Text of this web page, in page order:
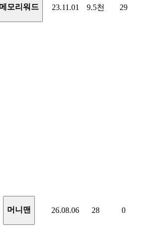
메모리워드 23.11.01 9.5천 29
머니맨 26.08.06 28 0